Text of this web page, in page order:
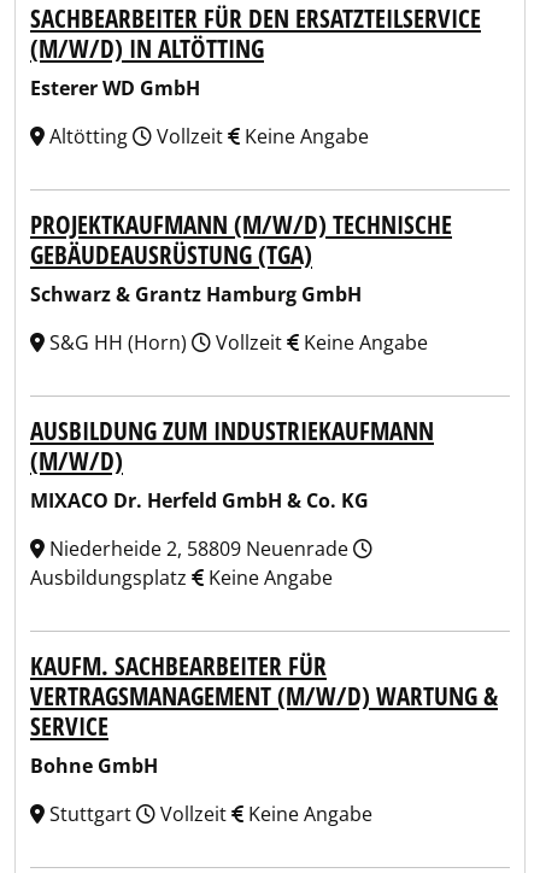
SACHBEARBEITER FÜR DEN ERSATZTEILSERVICE
(M/W/D) IN ALTÖTTING
Esterer WD GmbH
Altötting
Vollzeit Keine Angabe
PROJEKTKAUFMANN (M/W/D) TECHNISCHE
GEBÄUDEAUSRÜSTUNG (TGA)
Schwarz & Grantz Hamburg GmbH
S&G HH (Horn)
Vollzeit Keine Angabe
AUSBILDUNG ZUM INDUSTRIEKAUFMANN
(M/W/D)
MIXACO Dr. Herfeld GmbH & Co. KG
Niederheide 2, 58809 Neuenrade
Ausbildungsplatz
Keine Angabe
KAUFM. SACHBEARBEITER FÜR
VERTRAGSMANAGEMENT (M/W/D) WARTUNG &
SERVICE
Bohne GmbH
Stuttgart
Vollzeit Keine Angabe